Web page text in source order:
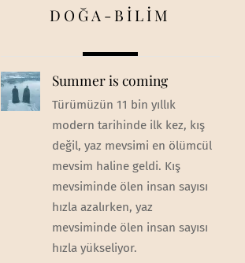
DOĞA-BİLİM
Summer is coming
Türümüzün 11 bin yıllık
modern tarihinde ilk kez, kış
değil, yaz mevsimi en ölümcül
mevsim haline geldi. Kış
mevsiminde ölen insan sayısı
hızla azalırken, yaz
mevsiminde ölen insan sayısı
hızla yükseliyor.